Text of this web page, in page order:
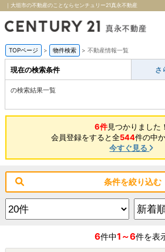
｜大垣市の不動産のことならセンチュリー21真永不動産
TOPページ > 物件検索 > 不動産情報一覧
現在の検索条件 さ
の検索結果一覧
6件見つかりました！
会員登録をすると全544件の中
今すぐ見る
条件を絞り込む
6件中1～6件を表